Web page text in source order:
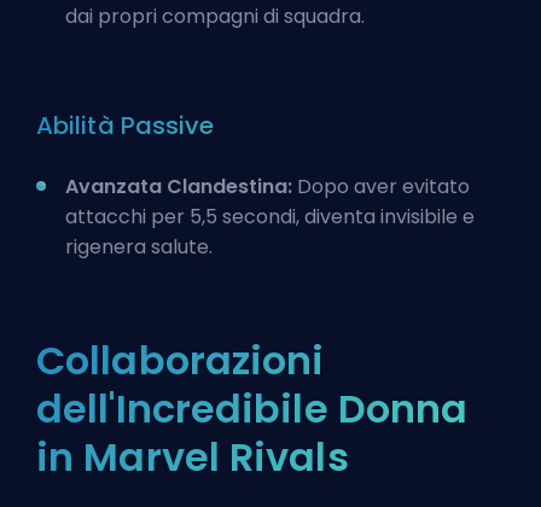
dai propri compagni di squadra.
Abilità Passive
Avanzata Clandestina: Dopo aver evitato
attacchi per 5,5 secondi, diventa invisibile e
rigenera salute.
Collaborazioni
dell'Incredibile Donna
in Marvel Rivals